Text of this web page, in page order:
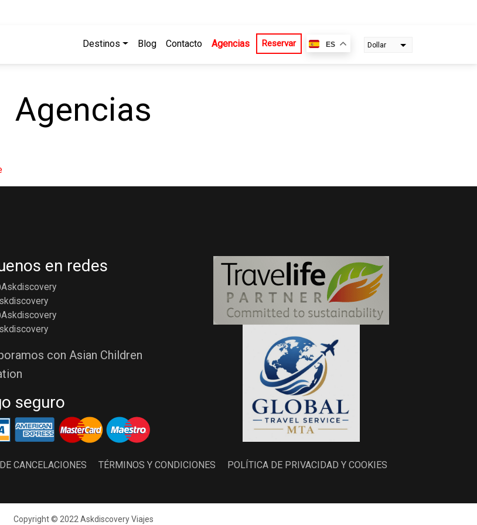
Destinos Blog Contacto Agencias Reservar ES
Dollar
Agencias
en redes
con Asian Children
seguro
CANCELACIONES TÉRMINOS Y CONDICIONES POLÍTICA DE PRIVACIDAD Y COOKIES
Copyright © 2022 Askdiscovery Viajes